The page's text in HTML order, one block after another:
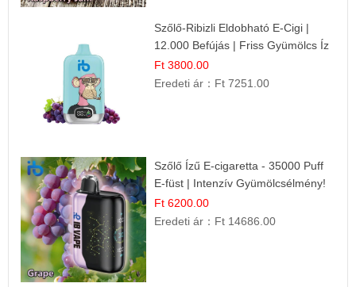
Szőlő-Ribizli Eldobható E-Cigi |
12.000 Befújás | Friss Gyümölcs Íz
Ft 3800.00
Eredeti ár： Ft 7251.00
Szőlő Ízű E-cigaretta - 35000 Puff
E-füst | Intenzív Gyümölcsélmény!
Ft 6200.00
Eredeti ár： Ft 14686.00